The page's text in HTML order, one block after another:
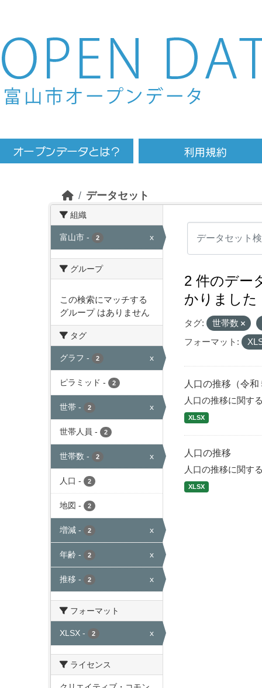
Skip to main content
データセット
組織
富山市 - 2 x
グループ
この検索にマッチする
グループ はありません
タグ
グラフ - 2 x
ピラミッド - 2
世帯 - 2 x
世帯人員 - 2
世帯数 - 2 x
人口 - 2
地図 - 2
増減 - 2 x
年齢 - 2 x
推移 - 2 x
フォーマット
XLSX - 2 x
ライセンス
2 件のデー
かりました
タグ: 世帯数
フォーマット:
人口の推移（令和
人口の推移に関す
XLSX
人口の推移
人口の推移に関す
XLSX